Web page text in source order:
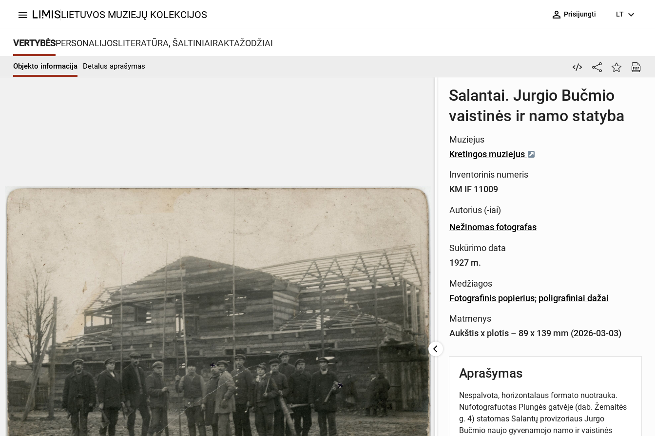
menu LIETUVOS MUZIEJŲ KOLEKCIJOS person_outline Prisijungti LT expand_more
VERTYBĖSPERSONALIJOSLITERATŪRA, ŠALTINIAIRAKTAŽODŽIAI
Objekto informacija Detalus aprašymas
Salantai. Jurgio Bučmio
vaistinės ir namo statyba
Muziejus
Kretingos muziejus
Inventorinis numeris
KM IF 11009
Autorius (-iai)
Nežinomas fotografas
Sukūrimo data
1927 m.
Medžiagos
Fotografinis popierius; poligrafiniai dažai
Matmenys
Aukštis x plotis – 89 x 139 mm (2026-03-03)
Aprašymas
Nespalvota, horizontalaus formato nuotrauka.
Nufotografuotas Plungės gatvėje (dab. Žemaitės
g. 4) statomas Salantų provizoriaus Jurgo
Bučmio naujo gyvenamojo namo ir vaistinės